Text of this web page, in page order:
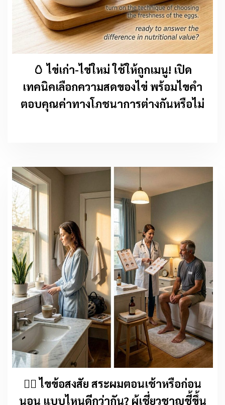
🥚 ไข่เก่า-ไข่ใหม่ ใช้ให้ถูกเมนู! เปิด
เทคนิคเลือกความสดของไข่ พร้อมไขคำ
ตอบคุณค่าทางโภชนาการต่างกันหรือไม่
💇‍♀️ ไขข้อสงสัย สระผมตอนเช้าหรือก่อน
นอน แบบไหนดีกว่ากัน? ผู้เชี่ยวชาญชี้ขึ้น